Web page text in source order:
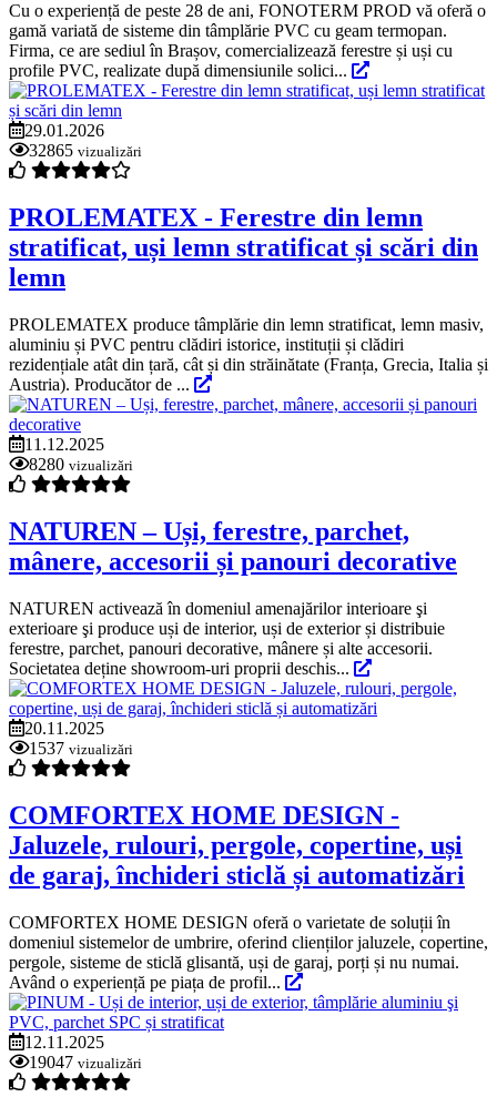
Cu o experiență de peste 28 de ani, FONOTERM PROD vă oferă o
gamă variată de sisteme din tâmplărie PVC cu geam termopan.
Firma, ce are sediul în Brașov, comercializează ferestre și uși cu
profile PVC, realizate după dimensiunile solici...
29.01.2026
32865 vizualizări
PROLEMATEX - Ferestre din lemn
stratificat, uși lemn stratificat și scări din
lemn
PROLEMATEX produce tâmplărie din lemn stratificat, lemn masiv,
aluminiu și PVC pentru clădiri istorice, instituții și clădiri
rezidențiale atât din țară, cât și din străinătate (Franța, Grecia, Italia și
Austria). Producător de ...
11.12.2025
8280 vizualizări
NATUREN – Uși, ferestre, parchet,
mânere, accesorii și panouri decorative
NATUREN activează în domeniul amenajărilor interioare şi
exterioare şi produce uși de interior, uși de exterior și distribuie
ferestre, parchet, panouri decorative, mânere și alte accesorii.
Societatea deține showroom-uri proprii deschis...
20.11.2025
1537 vizualizări
COMFORTEX HOME DESIGN -
Jaluzele, rulouri, pergole, copertine, uși
de garaj, închideri sticlă și automatizări
COMFORTEX HOME DESIGN oferă o varietate de soluții în
domeniul sistemelor de umbrire, oferind clienților jaluzele, copertine,
pergole, sisteme de sticlă glisantă, uși de garaj, porți și nu numai.
Având o experiență pe piața de profil...
12.11.2025
19047 vizualizări